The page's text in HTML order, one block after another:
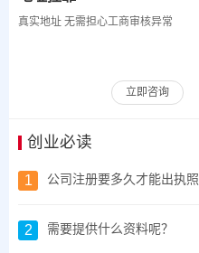
真实地址 无需担心工商审核异常
立即咨询
创业必读
1 公司注册要多久才能出执照
2 需要提供什么资料呢？